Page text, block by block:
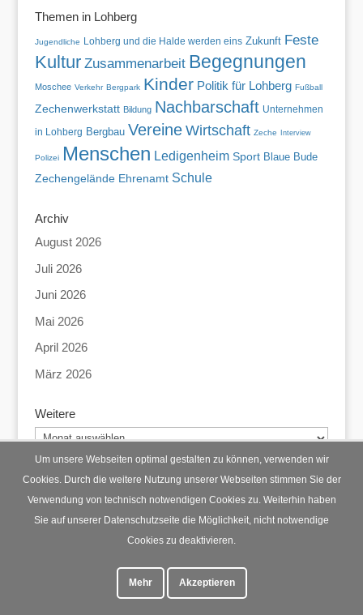
Themen in Lohberg
Jugendliche Lohberg und die Halde werden eins Zukunft Feste
Kultur Zusammenarbeit Begegnungen
Moschee Verkehr Bergpark Kinder Politik für Lohberg Fußball
Zechenwerkstatt Bildung Nachbarschaft Unternehmen
in Lohberg Bergbau Vereine Wirtschaft Zeche Interview
Polizei Menschen Ledigenheim Sport Blaue Bude
Zechengelände Ehrenamt Schule
Archiv
August 2026
Juli 2026
Juni 2026
Mai 2026
April 2026
März 2026
Weitere
Weitere
Startseite Datenschutz Impressum
© Lohberg Mittendrin 2023
Um unsere Webseiten optimal gestalten zu können, verwenden wir
Cookies. Durch die weitere Nutzung unserer Webseiten stimmen Sie der
Verwendung von technisch notwendigen Cookies zu. Weiterhin haben
Sie auf unserer Datenschutzseite die Möglichkeit, nicht notwendige
Cookies zu deaktivieren.
Mehr Akzeptieren